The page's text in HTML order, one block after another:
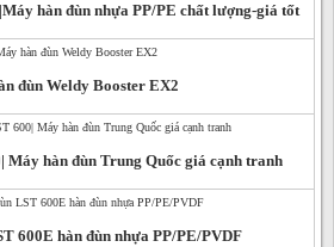
hàn đùn nhựa PP/PE chất lượng-giá tốt
đùn Weldy Booster EX2
Máy hàn đùn Trung Quốc giá cạnh tranh
600E hàn đùn nhựa PP/PE/PVDF